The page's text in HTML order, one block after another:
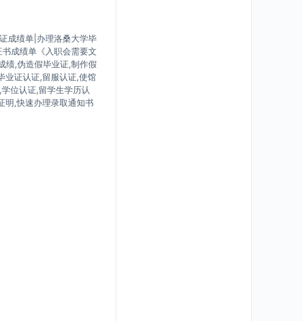
成绩单|办理洛桑大学毕
成绩单《入职会需要文
绩,伪造假毕业证,制作假
业证认证,留服认证,使馆
位认证,留学生学历认
明,快速办理录取通知书